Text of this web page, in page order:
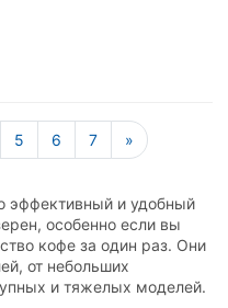
5 6 7 »
эффективный и удобный
особенно если вы
кофе за один раз. Они
от небольших
и тяжелых моделей.